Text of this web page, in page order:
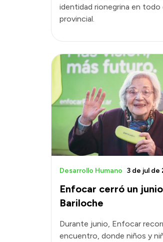
identidad rionegrina en
provincial.
Enfocar cerró un
Bariloche
Desarrollo Humano 3 de jul de
Durante junio, Enfocar
encuentro, donde niños y